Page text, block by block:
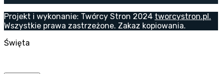
Projekt i wykonanie: Twórcy Stron 2024 tworcystron.pl.
Wszystkie prawa zastrzeżone. Zakaz kopiowania.
Święta